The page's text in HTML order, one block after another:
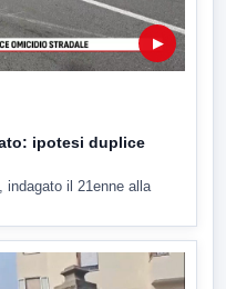
▶
ipotesi duplice
indagato il 21enne alla